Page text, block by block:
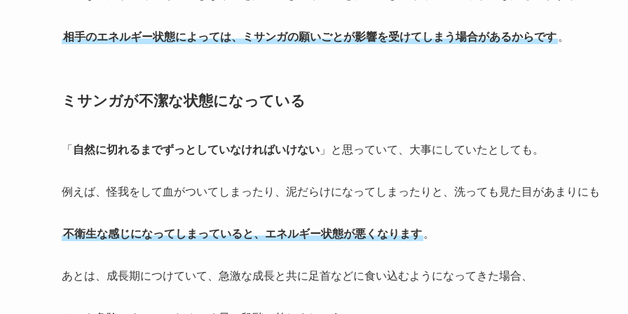
相手のエネルギー状態によっては、ミサンガの願いごとが影響を受けてしまう場合があるからです 。
ミサンガが不潔な状態になっている
「 自然に切れるまでずっとしていなければいけない 」と思っていて、大事にしていたとしても。
例えば、怪我をして血がついてしまったり、泥だらけになってしまったりと、洗っても見た目があまりにも
不衛生な感じになってしまっていると、エネルギー状態が悪くなります 。
あとは、成長期につけていて、急激な成長と共に足首などに食い込むようになってきた場合、